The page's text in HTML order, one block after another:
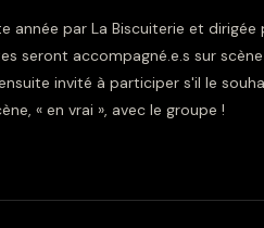
année par La Biscuiterie et dirigée
seront accompagné.e.s sur
invité à participer s'il le
« en vrai », avec le groupe !